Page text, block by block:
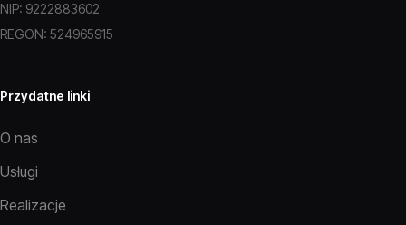
NIP: 9222883602
REGON: 524965915
Przydatne linki
O nas
Usługi
Realizacje